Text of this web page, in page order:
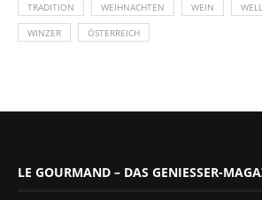
TRADITION WEIHNACHTEN WEIN
WINZER ÖSTERREICH
LE GOURMAND – DAS GENIESSER-